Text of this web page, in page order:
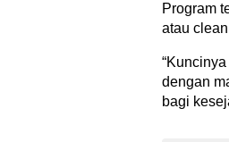
Program
atau
dengan
bagi